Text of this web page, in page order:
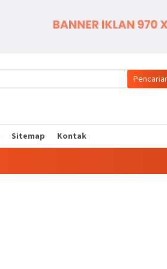
Sitemap Kontak